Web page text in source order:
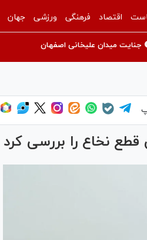
اقتصاد فرهنگی ورزشی جهان
جنایت میدان علیخانی اصفهان
نخاع را بررسی کرد